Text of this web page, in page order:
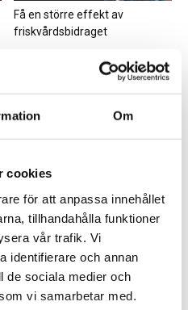
Om
cookies
för att anpassa innehållet
tillhandahålla funktioner
vår trafik. Vi
identifierare och annan
de sociala medier och
vi samarbetar med.
Få en större effekt av
friskvårdsbidraget
Business
Actic Q3 2025: ökad
lönsamhet, fler medlemmar
per anläggning och lägre...